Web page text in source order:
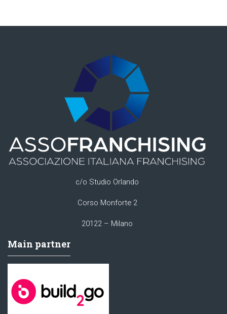
c/o Studio Orlando
Corso Monforte 2
20122 – Milano
Main partner